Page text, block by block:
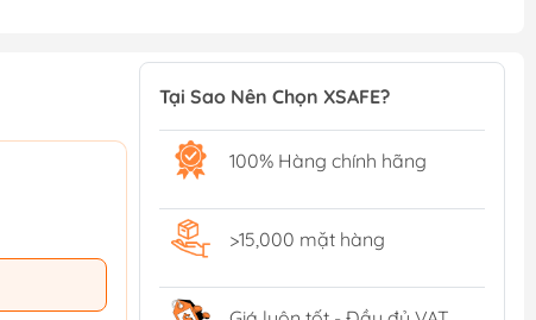
Tại Sao Nên Chọn XSAFE?
100% Hàng chính hãng
>15,000 mặt hàng